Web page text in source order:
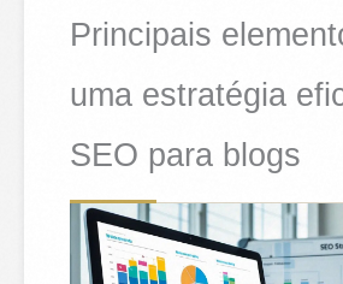
Principais
uma estratégia
SEO para blogs